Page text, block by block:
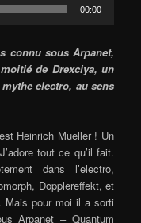
00:00
connu sous Arpanet,
de Drexciya, un
electro, au sens
Heinrich Mueller ! Un
tout ce qu’il fait.
dans l’electro,
Dopplereffekt, et
Mais pour moi il a sorti
Arpanet – Quantum